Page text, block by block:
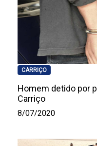
CARRIÇO
Homem detido por
Carriço
8/07/2020